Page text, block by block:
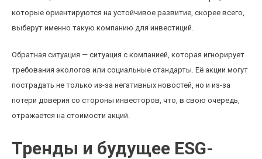
которые ориентируются на устойчивое развитие, скорее всего,
выберут именно такую компанию для инвестиций.
Обратная ситуация — ситуация с компанией, которая игнорирует
требования экологов или социальные стандарты. Её акции могут
пострадать не только из-за негативных новостей, но и из-за
потери доверия со стороны инвесторов, что, в свою очередь,
отражается на стоимости акций.
Тренды и будущее ESG-